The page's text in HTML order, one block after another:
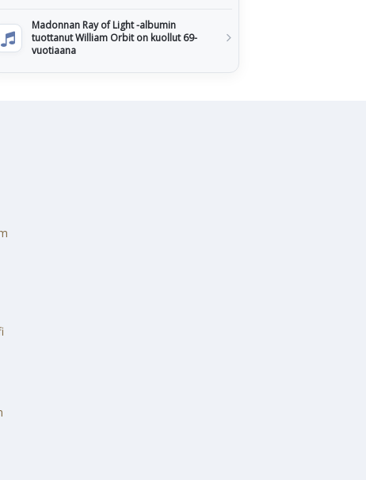
Madonnan Ray of Light -albumin
tuottanut William Orbit on kuollut 69-
vuotiaana